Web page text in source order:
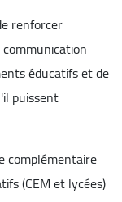
renforcer
éducatifs et de
puissent
complémentaire
(CEM et lycées)